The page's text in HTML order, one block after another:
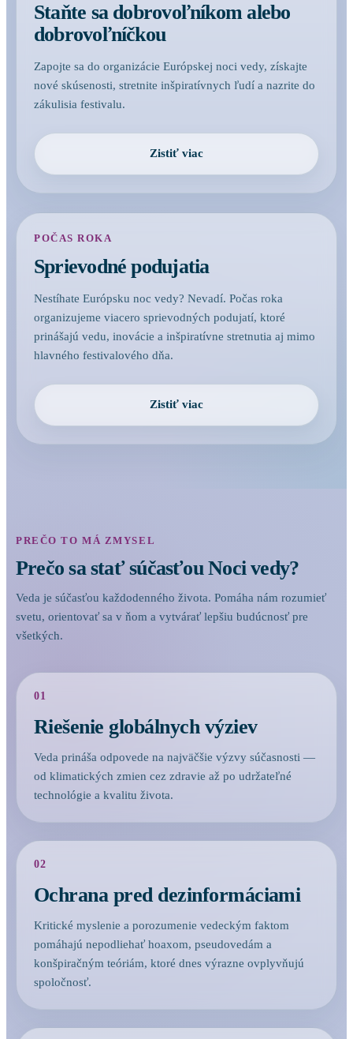
Staňte sa dobrovoľníkom alebo
dobrovoľníčkou
Zapojte sa do organizácie Európskej noci vedy, získajte
nové skúsenosti, stretnite inšpiratívnych ľudí a nazrite do
zákulisia festivalu.
Zistiť viac
POČAS ROKA
Sprievodné podujatia
Nestíhate Európsku noc vedy? Nevadí. Počas roka
organizujeme viacero sprievodných podujatí, ktoré
prinášajú vedu, inovácie a inšpiratívne stretnutia aj mimo
hlavného festivalového dňa.
Zistiť viac
PREČO TO MÁ ZMYSEL
Prečo sa stať súčasťou Noci vedy?
Veda je súčasťou každodenného života. Pomáha nám rozumieť
svetu, orientovať sa v ňom a vytvárať lepšiu budúcnosť pre
všetkých.
01
Riešenie globálnych výziev
Veda prináša odpovede na najväčšie výzvy súčasnosti —
od klimatických zmien cez zdravie až po udržateľné
technológie a kvalitu života.
02
Ochrana pred dezinformáciami
Kritické myslenie a porozumenie vedeckým faktom
pomáhajú nepodliehať hoaxom, pseudovedám a
konšpiračným teóriám, ktoré dnes výrazne ovplyvňujú
spoločnosť.